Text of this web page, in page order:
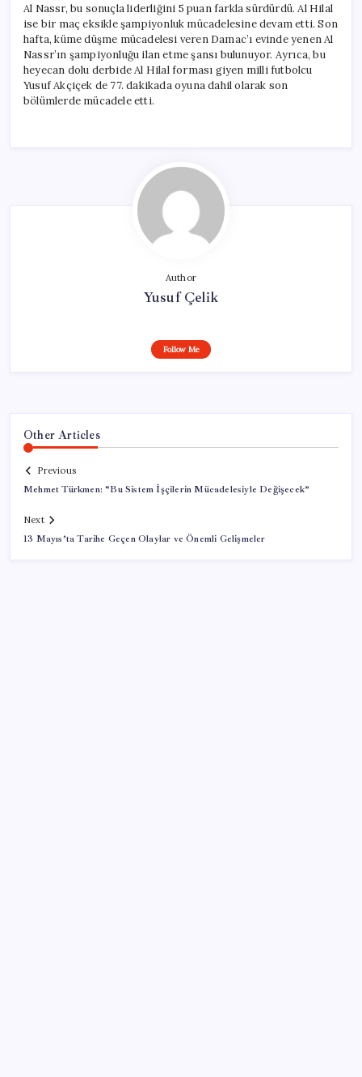
Al Nassr, bu sonuçla liderliğini 5 puan farkla sürdürdü. Al Hilal
ise bir maç eksikle şampiyonluk mücadelesine devam etti. Son
hafta, küme düşme mücadelesi veren Damac’ı evinde yenen Al
Nassr’ın şampiyonluğu ilan etme şansı bulunuyor. Ayrıca, bu
heyecan dolu derbide Al Hilal forması giyen milli futbolcu
Yusuf Akçiçek de 77. dakikada oyuna dahil olarak son
bölümlerde mücadele etti.
Author
Yusuf Çelik
Follow Me
Other Articles
Previous
Mehmet Türkmen: “Bu Sistem İşçilerin Mücadelesiyle Değişecek”
Next
13 Mayıs’ta Tarihe Geçen Olaylar ve Önemli Gelişmeler